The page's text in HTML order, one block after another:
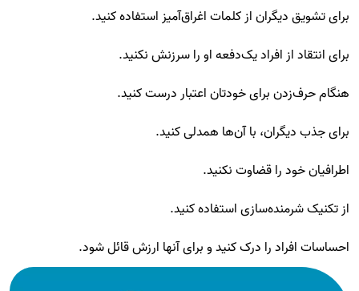
برای تشویق دیگران از کلمات اغراق‌آمیز استفاده کنید.
برای انتقاد از افراد یک‌دفعه او را سرزنش نکنید.
هنگام حرف‌زدن برای خودتان اعتبار درست کنید.
برای جذب دیگران، با آن‌ها همدلی کنید.
اطرافیان خود را قضاوت نکنید.
از تکنیک شرمنده‌سازی استفاده کنید.
احساسات افراد را درک کنید و برای آنها ارزش قائل شود.